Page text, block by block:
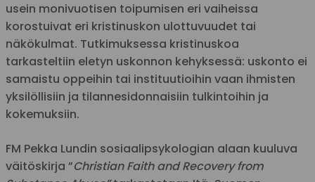
usein monivuotisen toipumisen eri vaiheissa
korostuivat eri kristinuskon ulottuvuudet tai
näkökulmat. Tutkimuksessa kristinuskoa
tarkasteltiin eletyn uskonnon kehyksessä: uskonto ei
samaistu oppeihin tai instituutioihin vaan ihmisten
yksilöllisiin ja tilannesidonnaisiin tulkintoihin ja
kokemuksiin.
FM Pekka Lundin sosiaalipsykologian alaan kuuluva
väitöskirja ”Christian Faith and Recovery from